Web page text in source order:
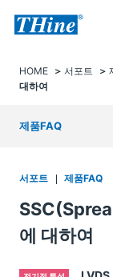
HOME 서포트
대하여
제품FAQ
서포트 제품FAQ
에 대하여